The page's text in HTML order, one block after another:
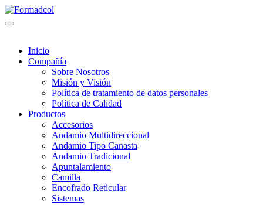
Inicio
Compañía
Sobre Nosotros
Misión y Visión
Política de tratamiento de datos personales
Política de Calidad
Productos
Accesorios
Andamio Multidireccional
Andamio Tipo Canasta
Andamio Tradicional
Apuntalamiento
Camilla
Encofrado Reticular
Sistemas